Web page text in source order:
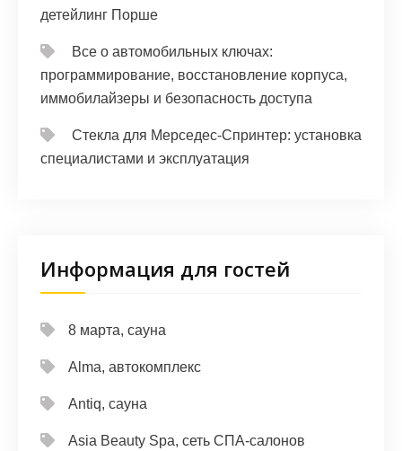
детейлинг Порше
Все о автомобильных ключах:
программирование, восстановление корпуса,
иммобилайзеры и безопасность доступа
Стекла для Мерседес-Спринтер: установка
специалистами и эксплуатация
Информация для гостей
8 марта, сауна
Alma, автокомплекс
Antiq, сауна
Asia Beauty Spa, сеть СПА-салонов